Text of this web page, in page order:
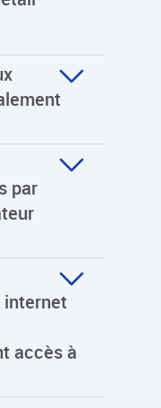
par
internet
accès à